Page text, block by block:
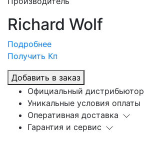
Richard Wolf
Подробнее
Получить Кп
Добавить в заказ
Официальный дистрибьютор
Уникальные условия оплаты
Оперативная доставка
Гарантия и сервис